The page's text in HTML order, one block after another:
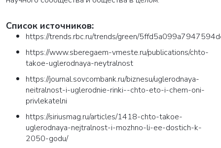
Список источников:
https://trends.rbc.ru/trends/green/
https://www.sberegaem-vmeste.ru/publications/chto-
takoe-uglerodnaya-neytralnost
https://journal.sovcombank.ru/biznesu/uglerodnaya-
neitralnost-i-uglerodnie-rinki--chto-eto-i-chem-oni-
privlekatelni
https://siriusmag.ru/articles/1418-chto-takoe-
uglerodnaya-nejtralnost-i-mozhno-li-ee-dostich-k-
2050-godu/